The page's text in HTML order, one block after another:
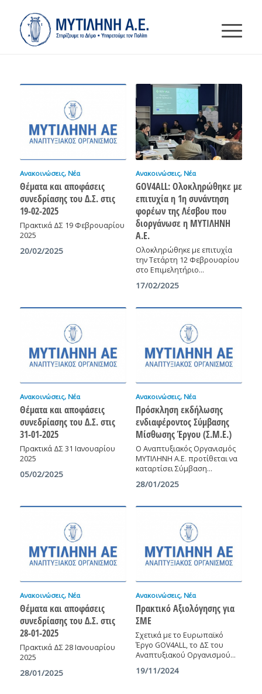
Ανακοινώσεις, Νέα
Θέματα και αποφάσεις
συνεδρίασης του Δ.Σ. στις
19-02-2025
Πρακτικά ΔΣ 19 Φεβρουαρίου
2025
20/02/2025
Ανακοινώσεις, Νέα
GOV4ALL: Ολοκληρώθηκε με
επιτυχία η 1η συνάντηση
φορέων της Λέσβου που
διοργάνωσε η ΜΥΤΙΛΗΝΗ
Α.Ε.
Ολοκληρώθηκε με επιτυχία
την Τετάρτη 12 Φεβρουαρίου
στο Επιμελητήριο…
17/02/2025
Ανακοινώσεις, Νέα
Θέματα και αποφάσεις
συνεδρίασης του Δ.Σ. στις
31-01-2025
Πρακτικά ΔΣ 31 Ιανουαρίου
2025
05/02/2025
Ανακοινώσεις, Νέα
Πρόσκληση εκδήλωσης
ενδιαφέροντος Σύμβασης
Μίσθωσης Έργου (Σ.Μ.Ε.)
Ο Αναπτυξιακός Οργανισμός
ΜΥΤΙΛΗΝΗ Α.Ε. προτίθεται να
καταρτίσει Σύμβαση…
28/01/2025
Ανακοινώσεις, Νέα
Θέματα και αποφάσεις
συνεδρίασης του Δ.Σ. στις
28-01-2025
Πρακτικά ΔΣ 28 Ιανουαρίου
2025
28/01/2025
Ανακοινώσεις, Νέα
Πρακτικό Αξιολόγησης για
ΣΜΕ
Σχετικά με το Ευρωπαϊκό
Έργο GOV4ALL, το ΔΣ του
Αναπτυξιακού Οργανισμού…
19/11/2024